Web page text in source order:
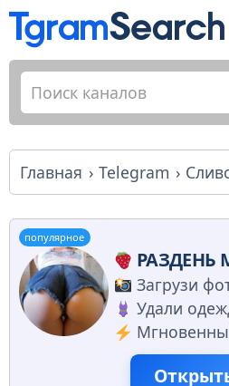
Главная Telegram
популярное
РАЗДЕНЬ
Загрузи
Удали